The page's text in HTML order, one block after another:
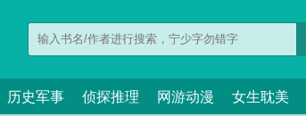
历史军事 侦探推理 网游动漫 女生耽美